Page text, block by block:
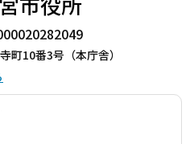
10番3号（本庁舎）